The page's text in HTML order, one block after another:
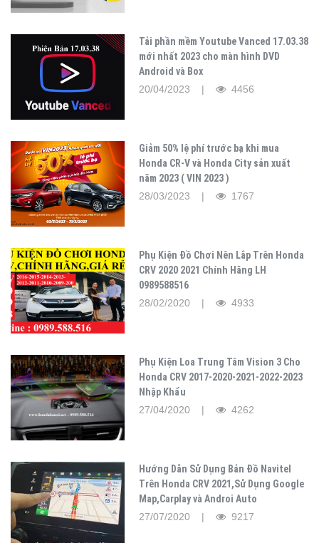
Tải phần mềm Youtube Vanced 17.03.38
mới nhất 2023 cho màn hình DVD
Android và Box
20/04/2023 |
4456
Giảm 50% lệ phí trước bạ khi mua
Honda CR-V và Honda City sản xuất
năm 2023 ( VIN 2023 )
28/03/2023 |
1767
Phụ Kiện Đồ Chơi Nên Lắp Trên Honda
CRV 2020 2021 Chính Hãng LH
0989588516
28/02/2020 |
4933
Phụ Kiện Loa Trung Tâm Vision 3 Cho
Honda CRV 2017-2020-2021-2022-2023
Nhập Khẩu
27/04/2020 |
4262
Hướng Dẫn Sử Dụng Bản Đồ Navitel
Trên Honda CRV 2021,Sử Dụng Google
Map,Carplay và Androi Auto
27/07/2020 |
9217